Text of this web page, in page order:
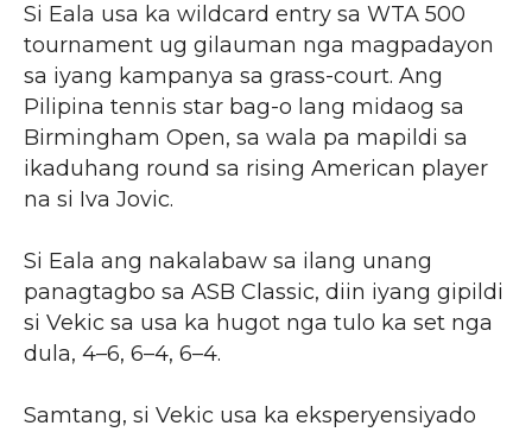
Si Eala usa ka wildcard entry sa WTA 500
tournament ug gilauman nga magpadayon
sa iyang kampanya sa grass-court. Ang
Pilipina tennis star bag-o lang midaog sa
Birmingham Open, sa wala pa mapildi sa
ikaduhang round sa rising American player
na si Iva Jovic.
Si Eala ang nakalabaw sa ilang unang
panagtagbo sa ASB Classic, diin iyang gipildi
si Vekic sa usa ka hugot nga tulo ka set nga
dula, 4–6, 6–4, 6–4.
Samtang, si Vekic usa ka eksperyensiyado